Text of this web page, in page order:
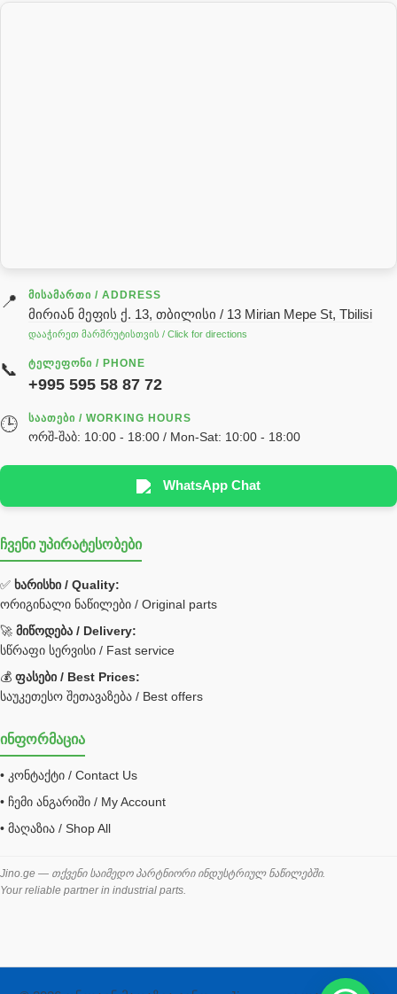
გადაცემათა კოლოფის ზეთი( კარობკის ზეთი)
ძრავის ზეთი
ჰიდრავლიკის ზეთი
реек
სხადასხვა
Hyva
უჟანგავი ფოლადი
Bobcat ფილტრი
Caterpillar ფილტრი
JCB ფილტრი
ქვაბი გათბობა მილები
შემაერთებელი / გადამყვანი UNF ORFS
შემაერთებელი BSPP /გადამყვანი
შესაფუთი მანქანა ვაკუმით
შლანგი
საწვავის შლანგი
📍 ᲛᲘᲡᲐᲛᲐᲠᲗᲘ / ADDRESS
მირიან მეფის ქ. 13, თბილისი / 13 Mirian Mepe St, Tbilisi
დააჭირეთ მარშრუტისთვის / Click for directions
📞 ᲢᲔᲚᲔᲤᲝᲜᲘ / PHONE
+995 595 58 87 72
🕒 ᲡᲐᲐᲗᲔᲑᲘ / WORKING HOURS
ორშ-შაბ: 10:00 - 18:00 / Mon-Sat: 10:00 - 18:00
WhatsApp Chat
ჩვენი უპირატესობები
✅ ხარისხი / Quality:
ორიგინალი ნაწილები / Original parts
🚀 მიწოდება / Delivery:
სწრაფი სერვისი / Fast service
💰 ფასები / Best Prices:
საუკეთესო შეთავაზება / Best offers
ინფორმაცია
• კონტაქტი / Contact Us
• ჩემი ანგარიში / My Account
• მაღაზია / Shop All
Jino.ge — თქვენი საიმედო პარტნიორი ინდუსტრიულ ნაწილებში.
Your reliable partner in industrial parts.